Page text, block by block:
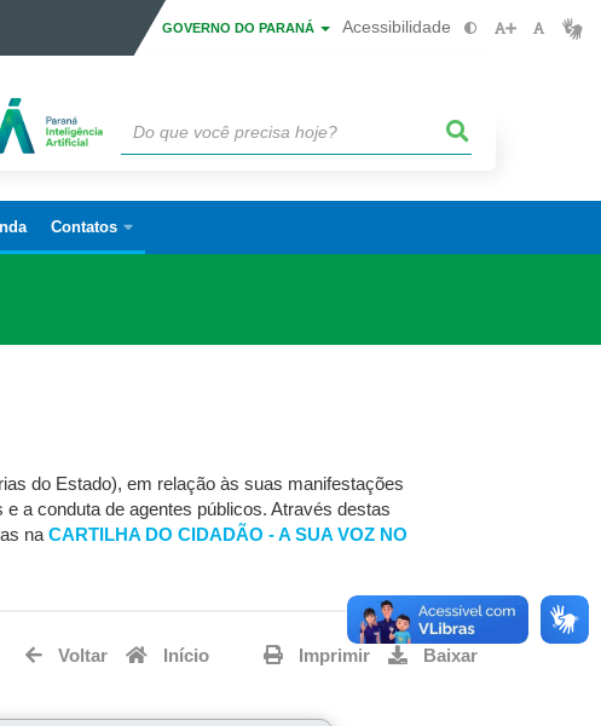
GOVERNO DO PARANÁ Acessibilidade
Contatos
do Estado), em relação às suas manifestações
a conduta de agentes públicos. Através destas
na CARTILHA DO CIDADÃO - A SUA VOZ NO
Voltar Início Imprimir Baixar